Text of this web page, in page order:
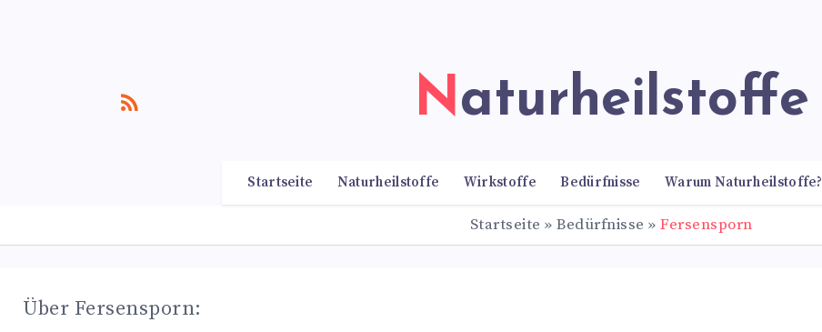
Naturheilstoffe
Startseite Naturheilstoffe Wirkstoffe Bedürfnisse Warum Naturheilstoffe?
Startseite » Bedürfnisse » Fersensporn
Über Fersensporn: